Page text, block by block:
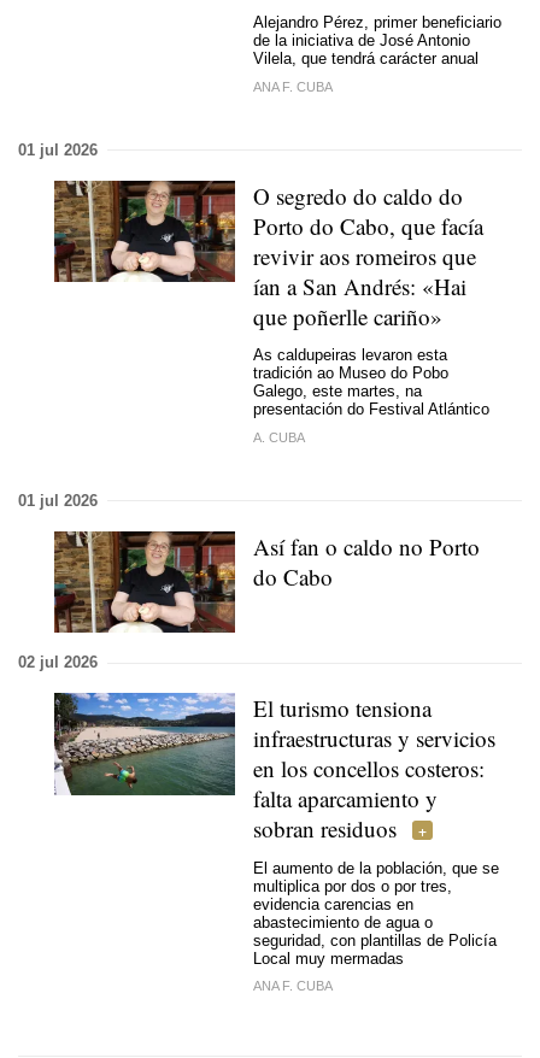
Alejandro Pérez, primer beneficiario
de la iniciativa de José Antonio
Vilela, que tendrá carácter anual
ANA F. CUBA
01 jul 2026
O segredo do caldo do
Porto do Cabo, que facía
revivir aos romeiros que
ían a San Andrés: «Hai
que poñerlle cariño»
As caldupeiras levaron esta
tradición ao Museo do Pobo
Galego, este martes, na
presentación do Festival Atlántico
A. CUBA
01 jul 2026
Así fan o caldo no Porto
do Cabo
02 jul 2026
El turismo tensiona
infraestructuras y servicios
en los concellos costeros:
falta aparcamiento y
sobran residuos
El aumento de la población, que se
multiplica por dos o por tres,
evidencia carencias en
abastecimiento de agua o
seguridad, con plantillas de Policía
Local muy mermadas
ANA F. CUBA